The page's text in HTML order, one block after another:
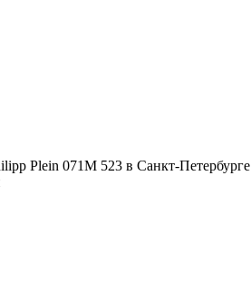
Plein 071M 523 в Санкт-Петербурге